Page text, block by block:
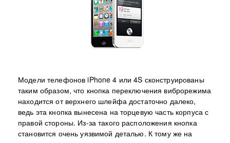
Модели телефонов iPhone 4 или 4S сконструированы
таким образом, что кнопка переключения виброрежима
находится от верхнего шлейфа достаточно далеко,
ведь эта кнопка вынесена на торцевую часть корпуса с
правой стороны. Из-за такого расположения кнопка
становится очень уязвимой деталью. К тому же на